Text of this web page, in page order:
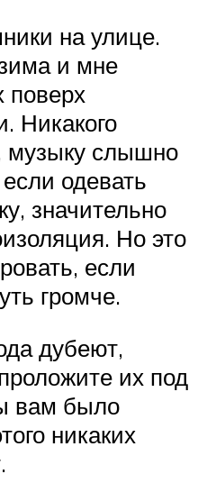
на улице.
и мне
поверх
Никакого
музыку слышно
одевать
значительно
Но это
если
громче.
дубеют,
их под
вам было
никаких